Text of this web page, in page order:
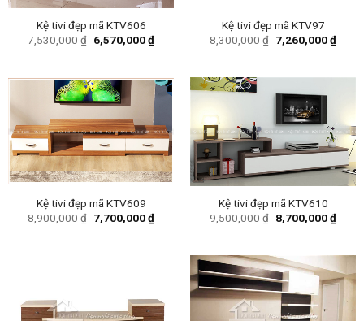
Kệ tivi đẹp mã KTV606
7,530,000₫ Original
price
6,570,000₫Current
price
Kệ tivi đẹp mã KTV97
8,300,000₫ Original
price
7,260,000₫
price
Kệ tivi đẹp mã KTV609
8,900,000₫ Original
price
7,700,000₫Current
price
Kệ tivi đẹp mã KTV610
9,500,000₫ Original
price
8,700,000₫
price